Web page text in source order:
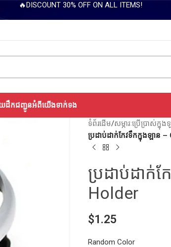
🔥DISCOUNT 30% OFF ON ALL ITEMS!
ដឹកជញ្ជូនអំពីយើងទាក់ទង
ទំព័រដើម/សម្ភារៈប្រើប្រាស់ក្នុង
ប្រដាប់ដាក់កែវទឹកក្នុងឡាន
ប្រដាប់ដាក់
Holder
$1.25
Random Color